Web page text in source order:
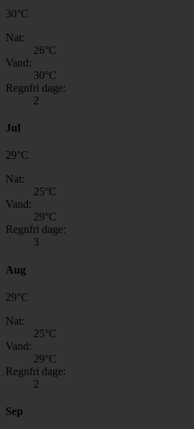
30°C
Nat:
26°C
Vand:
30°C
Regnfri dage:
2
Jul
29°C
Nat:
25°C
Vand:
29°C
Regnfri dage:
3
Aug
29°C
Nat:
25°C
Vand:
29°C
Regnfri dage:
2
Sep